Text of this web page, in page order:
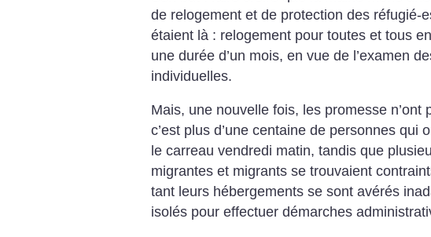
de relogement et de protection des réfugié-
étaient là : relogement pour toutes et tous
une durée d’un mois, en vue de l’examen
individuelles.
Mais, une nouvelle fois, les promesse n’ont
c’est plus d’une centaine de personnes qui
le carreau vendredi matin, tandis que
migrantes et migrants se trouvaient
tant leurs hébergements se sont avérés
isolés pour effectuer démarches